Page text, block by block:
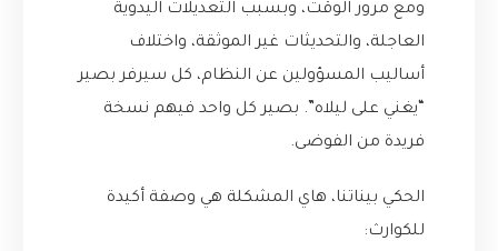
ومع مرور الوقت، وبسبب التعديلات اليدوية
العاجلة، والتحديثات غير الموثقة، واختلاف
أساليب المسؤولين عن النظام، كل سيرفر بصير
“يغني على ليلاه”. بصير كل واحد فيهم نسخة
فريدة من الفوضى.
الحكي بيناتنا، هاي المشكلة هي وصفة أكيدة
للكوارث: